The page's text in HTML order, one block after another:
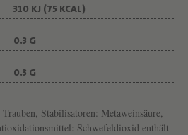
310 KJ (75 KCAL)
0.3 G
0.3 G
Stabilisatoren: Metaweinsäure,
Schwefeldioxid enthält